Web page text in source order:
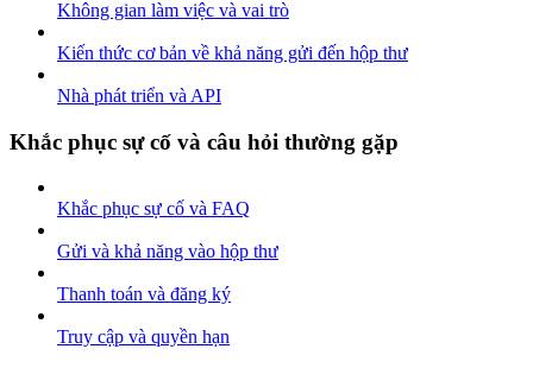
Không gian làm việc và vai trò
Kiến thức cơ bản về khả năng gửi đến hộp thư
Nhà phát triển và API
Khắc phục sự cố và câu hỏi thường gặp
Khắc phục sự cố và FAQ
Gửi và khả năng vào hộp thư
Thanh toán và đăng ký
Truy cập và quyền hạn